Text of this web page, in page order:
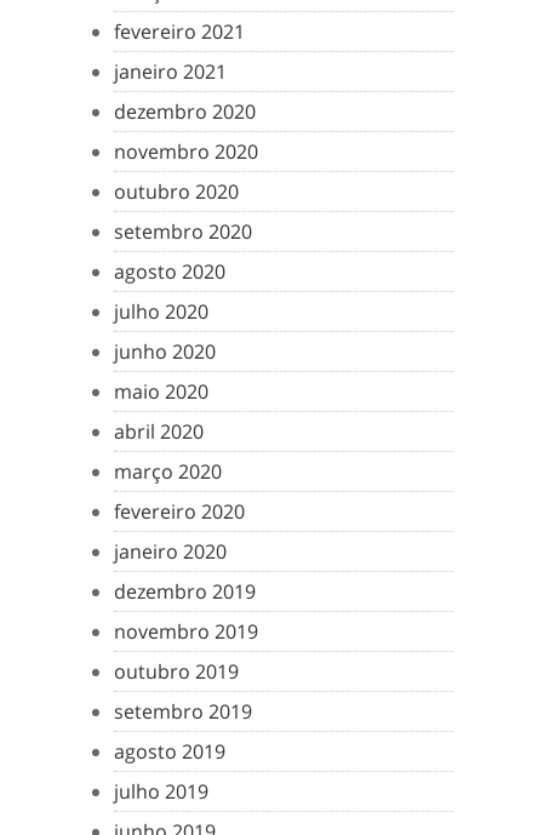
fevereiro 2021
janeiro 2021
dezembro 2020
novembro 2020
outubro 2020
setembro 2020
agosto 2020
julho 2020
junho 2020
maio 2020
abril 2020
março 2020
fevereiro 2020
janeiro 2020
dezembro 2019
novembro 2019
outubro 2019
setembro 2019
agosto 2019
julho 2019